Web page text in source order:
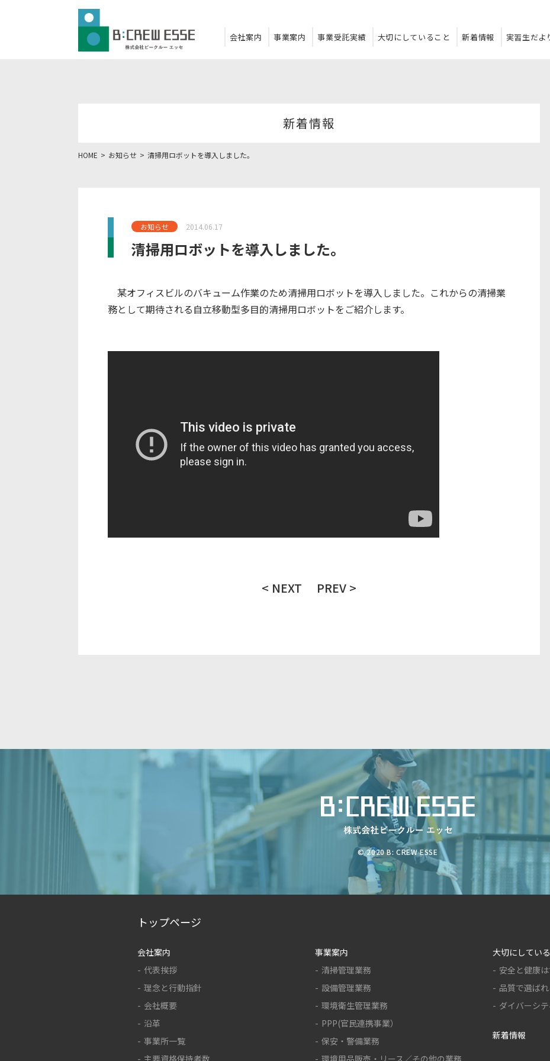
会社案内 事業案内 事業受託実績 大切にしていること 新着情報 実習生だよ
新着情報
HOME お知らせ 清掃用ロボットを導入しました。
お知らせ 2014.06.17
清掃用ロボットを導入しました。
某オフィスビルのバキューム作業のため清掃用ロボットを導入しました。これからの清掃業
務として期待される自立移動型多目的清掃用ロボットをご紹介します。
< NEXT PREV >
© 2020 B: CREW ESSE
トップページ
会社案内
代表挨拶
理念と行動指針
会社概要
沿革
事業所一覧
主要資格保持者数
事業案内
清掃管理業務
設備管理業務
環境衛生管理業務
PPP(官民連携事業）
保安・警備業務
環境用品販売・リース／その他の業務
大切にしてい
安全と健康
品質で選ば
ダイバーシ
新着情報